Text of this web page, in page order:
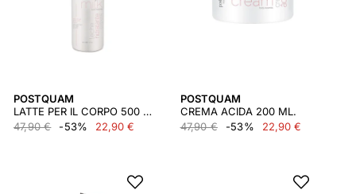
POSTQUAM
LATTE PER IL CORPO 500 ML.
47,90 €
-53% 22,90 €
POSTQUAM
CREMA ACIDA 200 ML.
47,90 €
-53% 22,90 €